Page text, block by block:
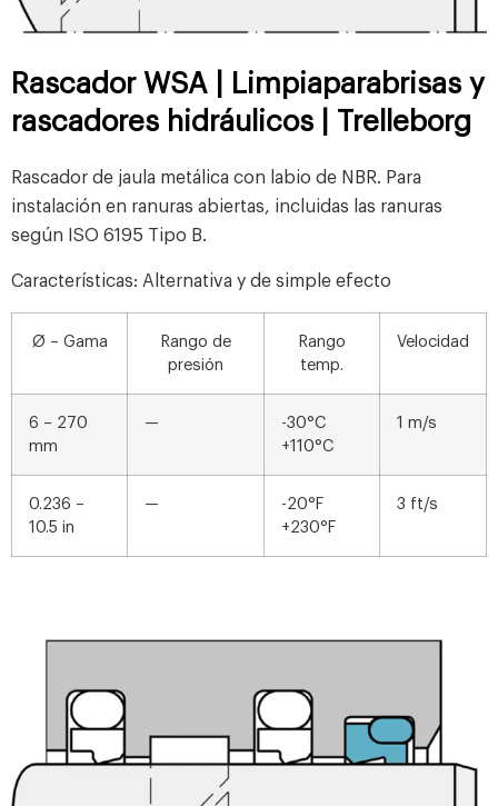
Rascador WSA | Limpiaparabrisas y
rascadores hidráulicos | Trelleborg
Rascador de jaula metálica con labio de NBR. Para
instalación en ranuras abiertas, incluidas las ranuras
según ISO 6195 Tipo B.
Características: Alternativa y de simple efecto
Ø – Gama
Rango de
presión
Rango
temp.
Velocidad
6 – 270
mm
—
-30°C
+110°C
1 m/s
0.236 –
10.5 in
—
-20°F
+230°F
3 ft/s